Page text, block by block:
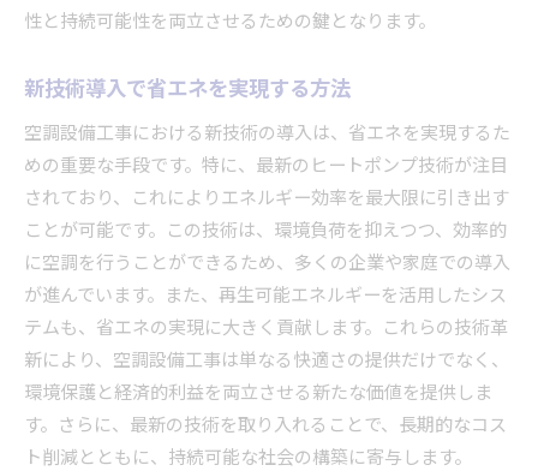
性と持続可能性を両立させるための鍵となります。
新技術導入で省エネを実現する方法
空調設備工事における新技術の導入は、省エネを実現するた
めの重要な手段です。特に、最新のヒートポンプ技術が注目
されており、これによりエネルギー効率を最大限に引き出す
ことが可能です。この技術は、環境負荷を抑えつつ、効率的
に空調を行うことができるため、多くの企業や家庭での導入
が進んでいます。また、再生可能エネルギーを活用したシス
テムも、省エネの実現に大きく貢献します。これらの技術革
新により、空調設備工事は単なる快適さの提供だけでなく、
環境保護と経済的利益を両立させる新たな価値を提供しま
す。さらに、最新の技術を取り入れることで、長期的なコス
ト削減とともに、持続可能な社会の構築に寄与します。